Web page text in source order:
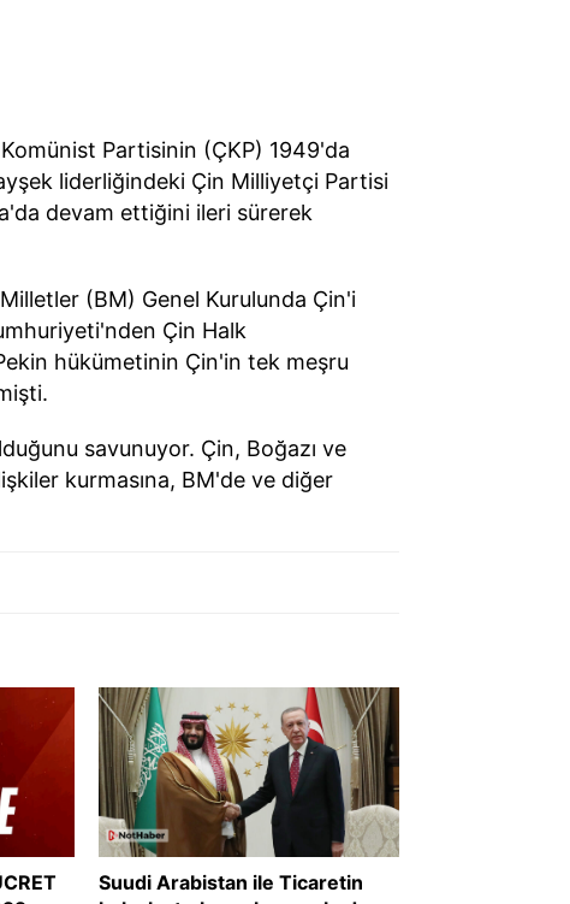
Partisinin (ÇKP) 1949'da
liderliğindeki Çin Milliyetçi Partisi
devam ettiğini ileri sürerek
(BM) Genel Kurulunda Çin'i
Çin Halk
hükümetinin Çin'in tek meşru
savunuyor. Çin, Boğazı ve
kurmasına, BM'de ve diğer
Suudi Arabistan ile Ticaretin